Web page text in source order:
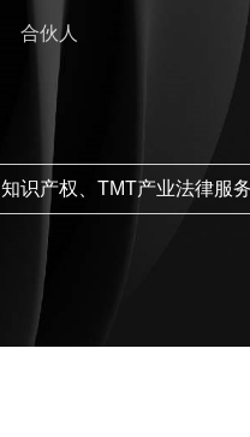
合伙人
知识产权、TMT产业法律服务